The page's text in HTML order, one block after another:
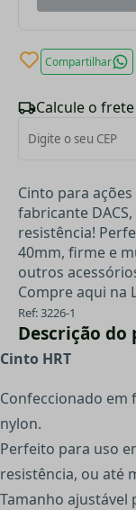
Compartilhar
Calcule o
Cinto para
fabricante
resistência!
40mm, firme e
outros
Compre aqui na
Ref: 3226-1
Descrição do
Cinto HRT
Confeccionado em
nylon.
Perfeito para uso
resistência, ou até
Tamanho ajustável